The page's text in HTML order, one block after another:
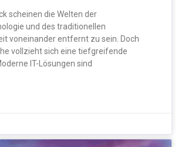
scheinen die Welten der
und des traditionellen
voneinander entfernt zu sein. Doch
vollzieht sich eine tiefgreifende
IT-Lösungen sind